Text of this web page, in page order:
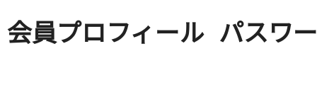
会員プロフィール パスワ